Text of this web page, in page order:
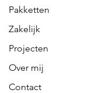
Pakketten
Zakelijk
Projecten
Over mij
Contact